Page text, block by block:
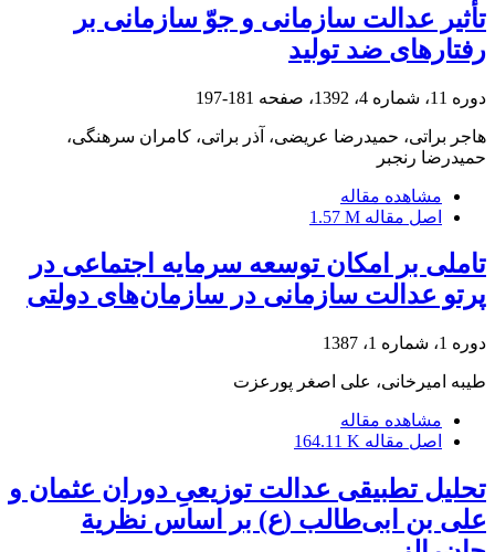
تأثیر عدالت سازمانی و جوّ سازمانی بر
رفتارهای ضد تولید
دوره 11، شماره 4، 1392، صفحه 181-197
هاجر براتی، حمیدرضا عریضی، آذر براتی، کامران سرهنگی،
حمیدرضا رنجبر
مشاهده مقاله
اصل مقاله 1.57 M
تاملی بر امکان توسعه سرمایه اجتماعی در
پرتو عدالت سازمانی در سازمان‌های دولتی
دوره 1، شماره 1، 1387
طیبه امیرخانی، علی اصغر پورعزت
مشاهده مقاله
اصل مقاله 164.11 K
تحلیل تطبیقی عدالت توزیعیِ دوران عثمان و
علی بن ابی‌طالب (ع) بر اساس نظریة